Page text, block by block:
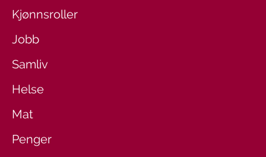
Kjønnsroller
Jobb
Samliv
Helse
Mat
Penger